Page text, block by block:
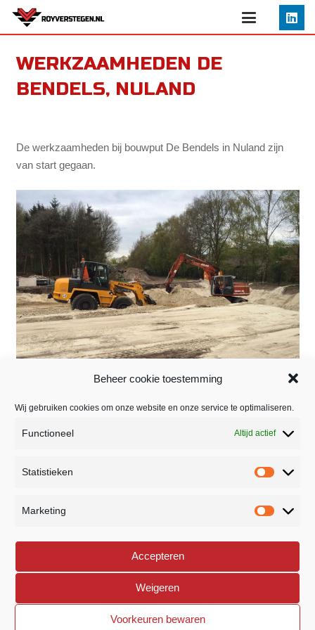
Beheer cookie toestemming
Wij gebruiken cookies om onze website en onze service te optimaliseren.
Functioneel Altijd actief
Statistieken
Marketing
Accepteren
Weigeren
Voorkeuren bewaren
WERKZAAMHEDEN DE
BENDELS, NULAND
De werkzaamheden bij bouwput De Bendels in Nuland zijn
van start gegaan.
home
5391 LR NULAND
INFO@ROYVERSTEGEN.NL